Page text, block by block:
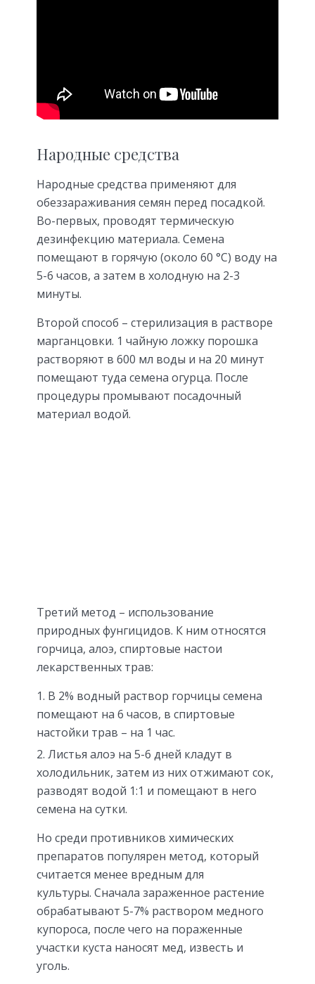
Народные средства
Народные средства применяют для
обеззараживания семян перед посадкой.
Во-первых, проводят термическую
дезинфекцию материала. Семена
помещают в горячую (около 60 °С) воду на
5-6 часов, а затем в холодную на 2-3
минуты.
Второй способ – стерилизация в растворе
марганцовки. 1 чайную ложку порошка
растворяют в 600 мл воды и на 20 минут
помещают туда семена огурца. После
процедуры промывают посадочный
материал водой.
Третий метод – использование
природных фунгицидов. К ним относятся
горчица, алоэ, спиртовые настои
лекарственных трав:
В 2% водный раствор горчицы семена
помещают на 6 часов, в спиртовые
настойки трав – на 1 час.
Листья алоэ на 5-6 дней кладут в
холодильник, затем из них отжимают сок,
разводят водой 1:1 и помещают в него
семена на сутки.
Но среди противников химических
препаратов популярен метод, который
считается менее вредным для
культуры. Сначала зараженное растение
обрабатывают 5-7% раствором медного
купороса, после чего на пораженные
участки куста наносят мед, известь и
уголь.